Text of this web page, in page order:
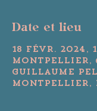
Date et lieu
18 févr. 2024,
Montpellier,
Guillaume
Montpellier,